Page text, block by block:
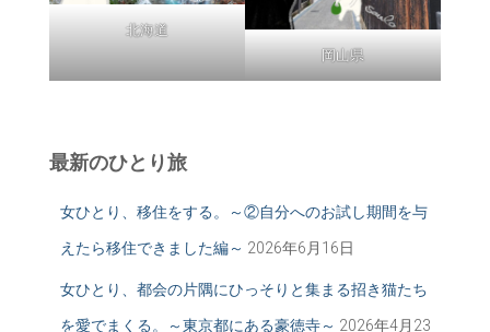
北海道
岡山県
最新のひとり旅
女ひとり、移住をする。～②自分へのお試し期間を与
えたら移住できました編～ 2026年6月16日
女ひとり、都会の片隅にひっそりと集まる招き猫たち
を愛でまくる。～東京都にある豪徳寺～ 2026年4月23